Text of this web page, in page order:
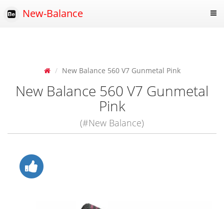
New-Balance
New Balance 560 V7 Gunmetal Pink
New Balance 560 V7 Gunmetal
Pink
(#New Balance)